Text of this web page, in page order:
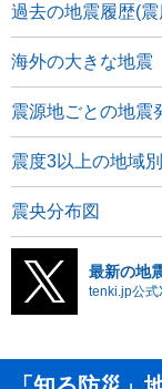
過去の地震履歴(
海外の大きな地震
震源地ごとの地震
震度3以上の地域
震央分布図
最新の地
tenki.jp公式